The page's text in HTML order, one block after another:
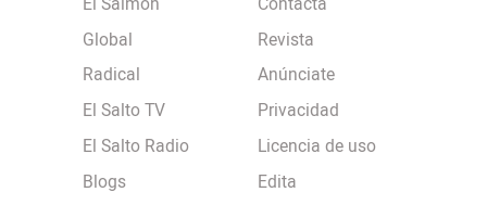
Global
Radical
El Salto TV
El Salto Radio
Blogs
Revista
Anúnciate
Privacidad
Licencia de uso
Edita